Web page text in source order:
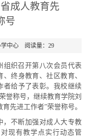
成人教育先
号
中心 阅读量： 29
组织召开第八次会员代表
终身教育、社区教育、
者给予了表彰。我校继续
誉称号，继续教育学院刘
先进工作者”荣誉称号。
，不断加强对成人大专教
现有教学点实行动态管